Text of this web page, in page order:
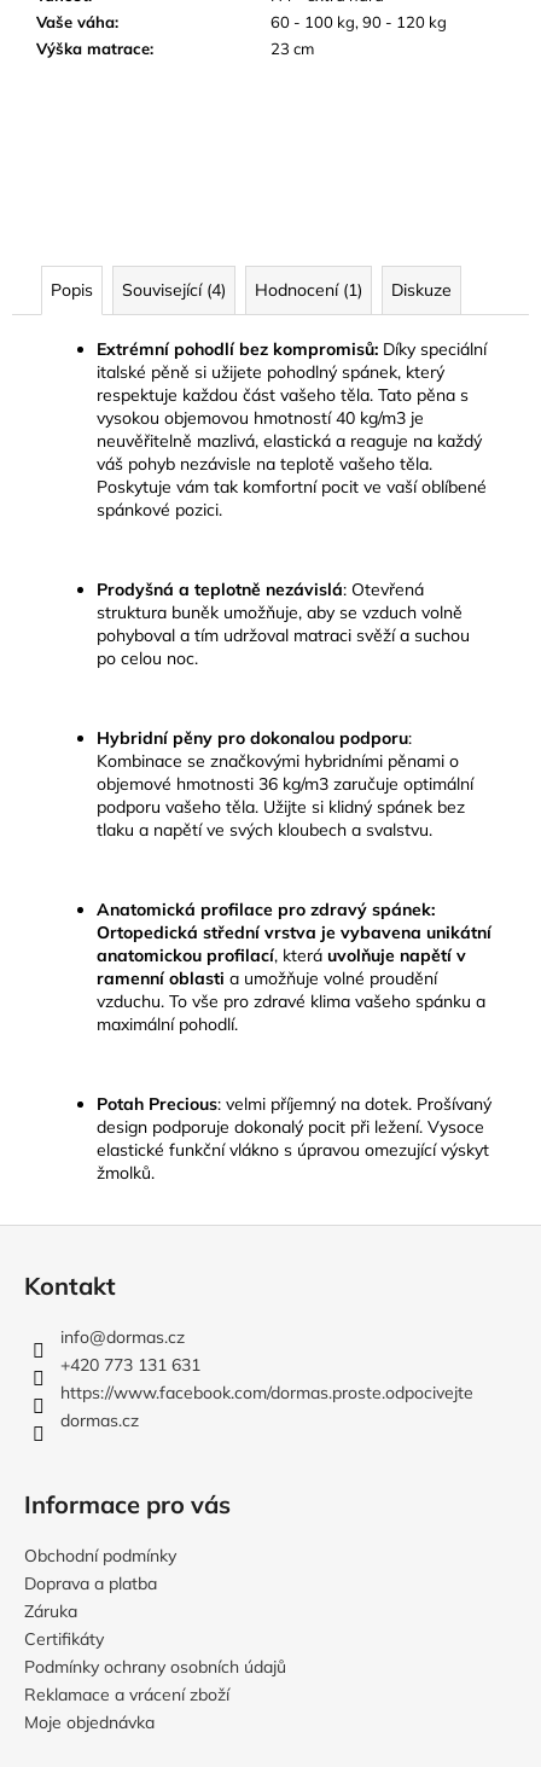
Vaše váha:
60 - 100 kg, 90 - 120 kg
Výška matrace: 23 cm
Popis Související (4) Hodnocení (1) Diskuze
Extrémní pohodlí bez kompromisů: Díky speciální
italské pěně si užijete pohodlný spánek, který
respektuje každou část vašeho těla. Tato pěna s
vysokou objemovou hmotností 40 kg/m3 je
neuvěřitelně mazlivá, elastická a reaguje na každý
váš pohyb nezávisle na teplotě vašeho těla.
Poskytuje vám tak komfortní pocit ve vaší oblíbené
spánkové pozici.
Prodyšná a teplotně nezávislá: Otevřená
struktura buněk umožňuje, aby se vzduch volně
pohyboval a tím udržoval matraci svěží a suchou
po celou noc.
Hybridní pěny pro dokonalou podporu:
Kombinace se značkovými hybridními pěnami o
objemové hmotnosti 36 kg/m3 zaručuje optimální
podporu vašeho těla. Užijte si klidný spánek bez
tlaku a napětí ve svých kloubech a svalstvu.
Anatomická profilace pro zdravý spánek:
Ortopedická střední vrstva je vybavena unikátní
anatomickou profilací, která uvolňuje napětí v
ramenní oblasti a umožňuje volné proudění
vzduchu. To vše pro zdravé klima vašeho spánku a
maximální pohodlí.
Potah Precious: velmi příjemný na dotek. Prošívaný
design podporuje dokonalý pocit při ležení. Vysoce
elastické funkční vlákno s úpravou omezující výskyt
žmolků.
Kontakt
info@dormas.cz
+420 773 131 631
https://www.facebook.com/dormas.proste.odpocivejte
dormas.cz
Informace pro vás
Obchodní podmínky
Doprava a platba
Záruka
Certifikáty
Podmínky ochrany osobních údajů
Reklamace a vrácení zboží
Moje objednávka